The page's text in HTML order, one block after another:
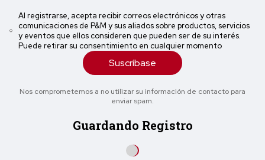
Al registrarse, acepta recibir correos electrónicos y otras
comunicaciones de P&M y sus aliados sobre productos, servicios
y eventos que ellos consideren que pueden ser de su interés.
Puede retirar su consentimiento en cualquier momento
Suscríbase
Nos comprometemos a no utilizar su información de contacto para
enviar spam.
Guardando Registro